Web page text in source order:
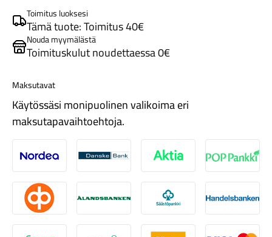
Renkaat
dark
red/carbon
red
smoke
määrä
Toimitus luoksesi
Tämä tuote: Toimitus 40€
Nouda myymälästä
Toimituskulut noudettaessa 0€
Maksutavat
Käytössäsi monipuolinen valikoima eri
maksutapavaihtoehtoja.
Nordea Danske Aktia Pop-
Osuuspankki Ålandsbanken Säästöpankki